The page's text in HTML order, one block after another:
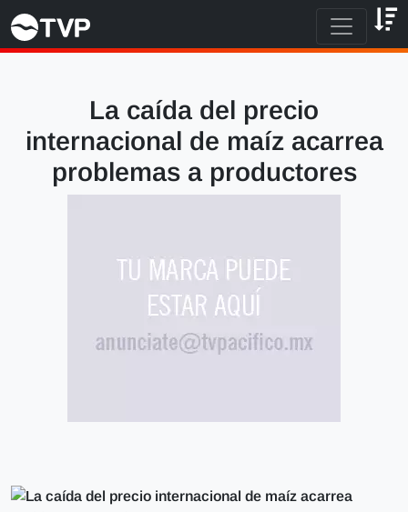
La caída del precio
internacional de maíz acarrea
problemas a productores